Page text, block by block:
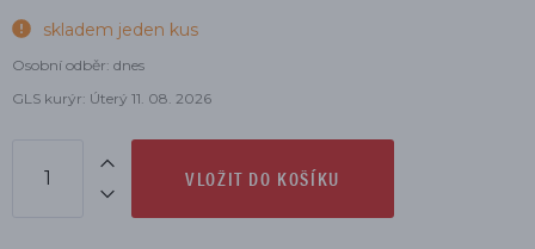
skladem jeden kus
Osobní odběr: dnes
GLS kurýr: Úterý 11. 08. 2026
VLOŽIT DO KOŠÍKU